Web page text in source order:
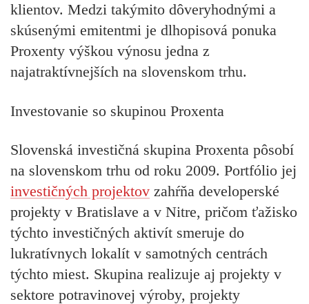
klientov. Medzi takýmito dôveryhodnými a
skúsenými emitentmi je dlhopisová ponuka
Proxenty výškou výnosu jedna z
najatraktívnejších na slovenskom trhu.
Investovanie so skupinou Proxenta
Slovenská investičná skupina Proxenta pôsobí
na slovenskom trhu od roku 2009. Portfólio jej
investičných projektov zahŕňa developerské
projekty v Bratislave a v Nitre, pričom ťažisko
týchto investičných aktivít smeruje do
lukratívnych lokalít v samotných centrách
týchto miest. Skupina realizuje aj projekty v
sektore potravinovej výroby, projekty